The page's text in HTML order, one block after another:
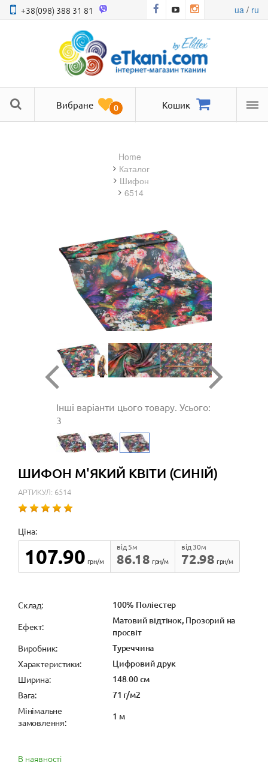
+38(098) 388 31 81 ua/ ru
Вибране 0 Кошик
Home
Каталог
шифон
6514
Інші варіанти цього товару. Усього:
3
ШИФОН М'ЯКИЙ КВІТИ (СИНІЙ)
АРТИКУЛ: 6514
Ціна:
107.90 грн/м 86.18
від 5м
грн/м
72.98
від 30м
грн/м
Cклад: 100% Поліестер
Ефект:
Матовий відтінок, Прозорий на
просвіт
Виробник: Туреччина
Характеристики: Цифровий друк
Ширина: 148.00 см
Вага: 71 г/м2
Мінімальне
замовлення:
1 м
В наявності